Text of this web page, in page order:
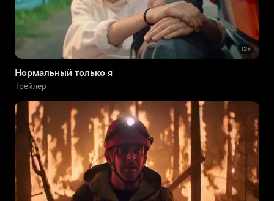
Нормальный только я
Трейлер